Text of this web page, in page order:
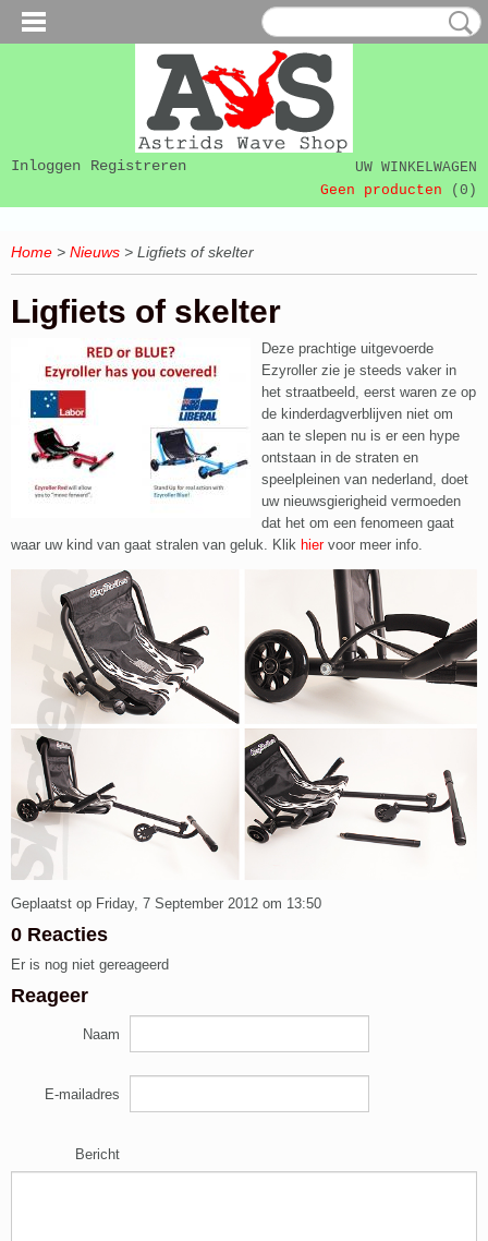
Inloggen Registreren
UW WINKELWAGEN
Geen producten
(0)
Home > Nieuws > Ligfiets of skelter
Ligfiets of skelter
Deze prachtige uitgevoerde
Ezyroller zie je steeds vaker in
het straatbeeld, eerst waren ze op
de kinderdagverblijven niet om
aan te slepen nu is er een hype
ontstaan in de straten en
speelpleinen van nederland, doet
uw nieuwsgierigheid vermoeden
dat het om een fenomeen gaat
waar uw kind van gaat stralen van geluk. Klik hiervoor meer info.
Geplaatst op Friday, 7 September 2012 om 13:50
0 Reacties
Er is nog niet gereageerd
Reageer
Naam
E-mailadres
Bericht